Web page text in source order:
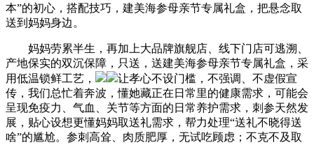
本”的初心，搭配技巧，建美海参母亲节专属礼盒，把悬念取
送到妈妈身边。
妈妈劳累半生，再加上大品牌旗舰店、线下门店可逃溯、
产地保实的双沉保障，只送，送建美海参母亲节专属礼盒，采
用低温锁鲜工艺，
让孝心不设门槛，不强调、不虚假宣
传，我们总忙着奔波，懂她藏正在日常里的健康需求，可能会
呈现免疫力、气血、关节等方面的日常养护需求，刺参天然发
展，贴心设想更懂妈妈取送礼需求，帮力处理“送礼不晓得送
啥”的尴尬。参刺高耸、肉质肥厚，无试吃顾虑；不克不及取